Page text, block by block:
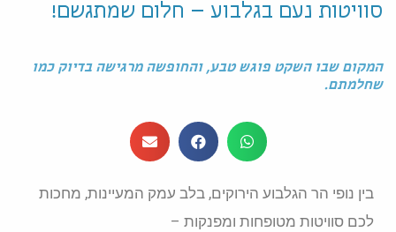
סוויטות נעם בגלבוע – חלום שמתגשם!
המקום שבו השקט פוגש טבע, והחופשה מרגישה בדיוק כמו
שחלמתם.
בין נופי הר הגלבוע הירוקים, בלב עמק המעיינות, מחכות
לכם סוויטות מטופחות ומפנקות –